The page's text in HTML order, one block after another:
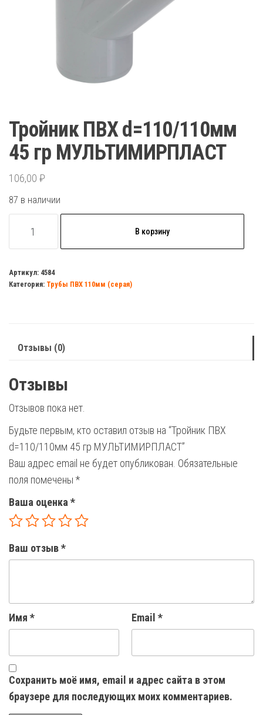
Тройник ПВХ d=110/110мм
45 гр МУЛЬТИМИРПЛАСТ
106,00 ₽
87 в наличии
товара
ПВХ
d=110/110мм
В корзину
Артикул: 4584
Категория: Трубы ПВХ 110мм (серая)
Отзывы (0)
Отзывы
Отзывов пока нет.
Будьте первым, кто оставил отзыв на “Тройник ПВХ
d=110/110мм 45 гр МУЛЬТИМИРПЛАСТ”
Ваш адрес email не будет опубликован. Обязательные
поля помечены *
Ваша оценка *
Ваш отзыв*
Имя * Email *
Сохранить моё имя, email и адрес сайта в этом
браузере для последующих моих комментариев.